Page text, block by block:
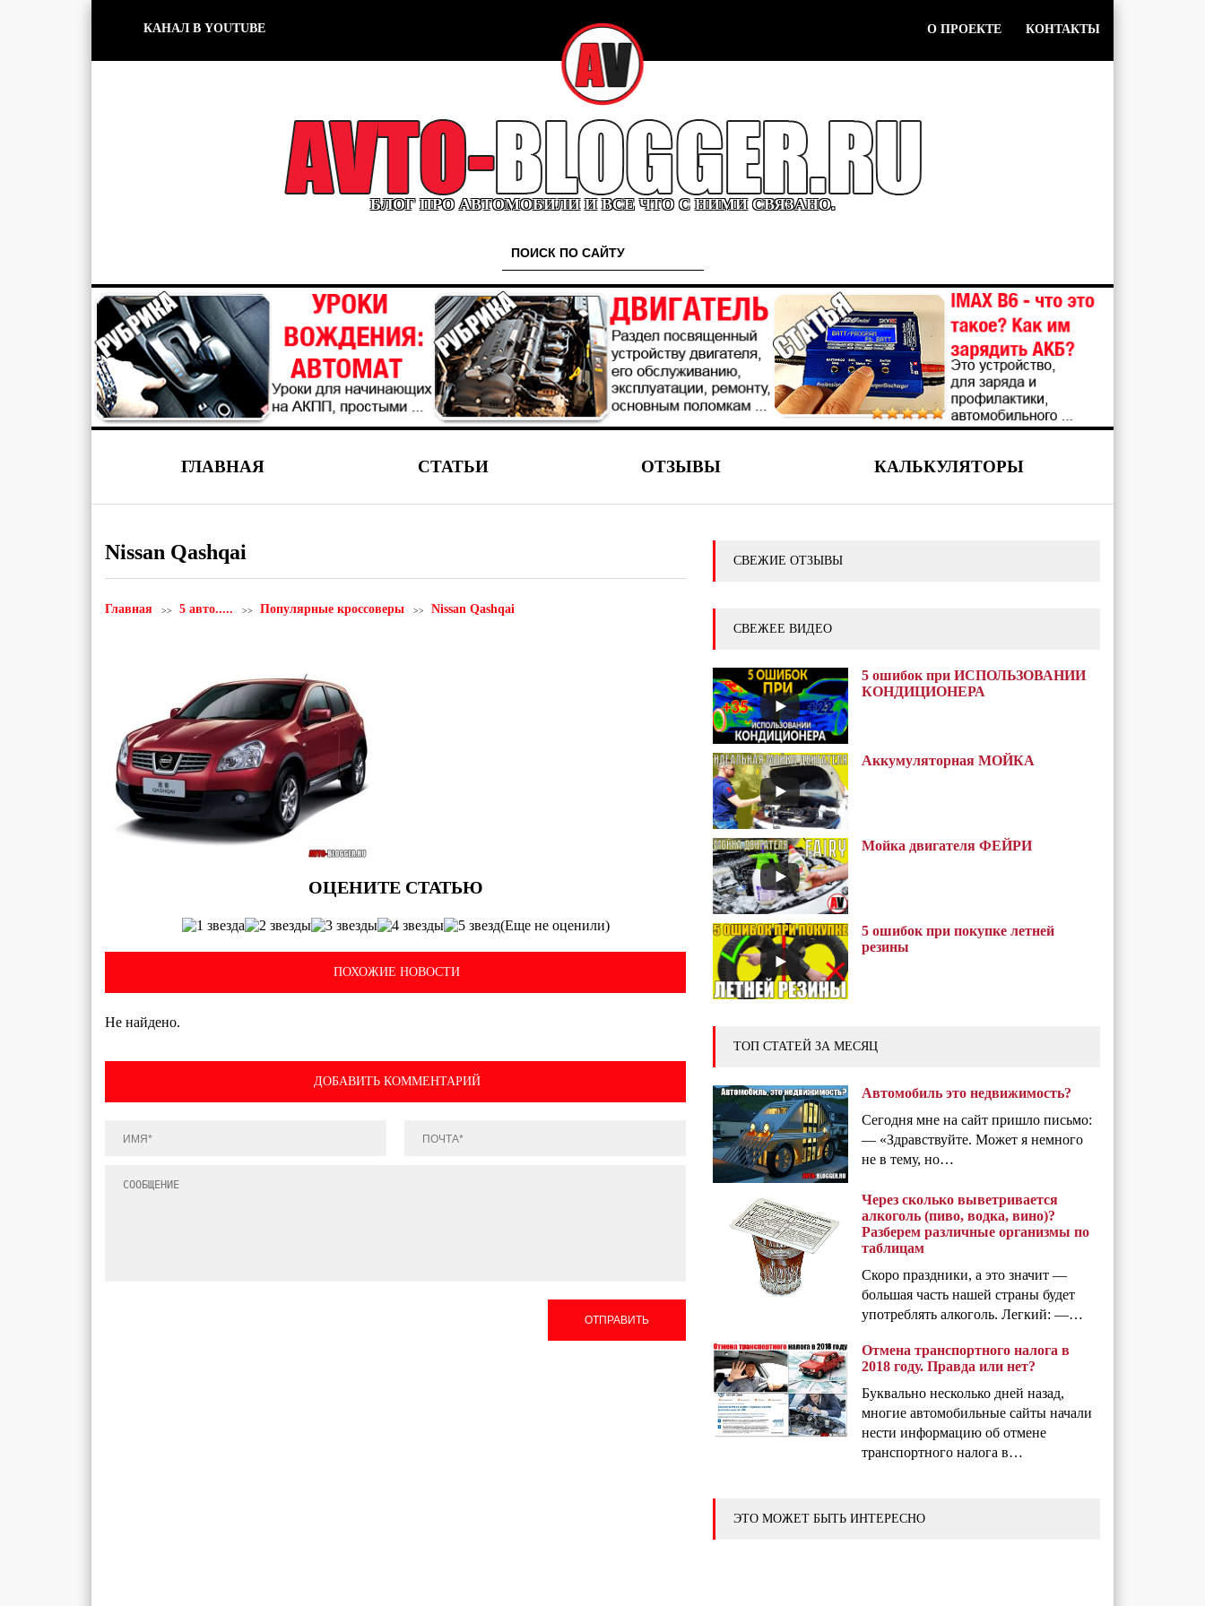
КАНАЛ В YOUTUBE О ПРОЕКТЕ КОНТАКТЫ
БЛОГ ПРО АВТОМОБИЛИ И ВСЕ ЧТО С НИМИ СВЯЗАНО.
ГЛАВНАЯ СТАТЬИ ОТЗЫВЫ КАЛЬКУЛЯТОРЫ
Nissan Qashqai
Главная 5 авто..... Популярные кроссоверы Nissan Qashqai
(Еще не оценили)
ПОХОЖИЕ НОВОСТИ
Не найдено.
ДОБАВИТЬ КОММЕНТАРИЙ
ОТПРАВИТЬ
СВЕЖИЕ ОТЗЫВЫ
СВЕЖЕЕ ВИДЕО
5 ошибок при ИСПОЛЬЗОВАНИИ
КОНДИЦИОНЕРА
Аккумуляторная МОЙКА
Мойка двигателя ФЕЙРИ
5 ошибок при покупке летней
резины
ТОП СТАТЕЙ ЗА МЕСЯЦ
Автомобиль это недвижимость?
Сегодня мне на сайт пришло письмо:
— «Здравствуйте. Может я немного
не в тему, но…
Через сколько выветривается
алкоголь (пиво, водка, вино)?
Разберем различные организмы по
таблицам
Скоро праздники, а это значит —
большая часть нашей страны будет
употреблять алкоголь. Легкий: —…
Отмена транспортного налога в
2018 году. Правда или нет?
Буквально несколько дней назад,
многие автомобильные сайты начали
нести информацию об отмене
транспортного налога в…
ЭТО МОЖЕТ БЫТЬ ИНТЕРЕСНО